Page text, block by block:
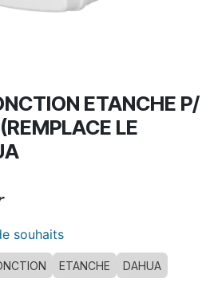
ETANCHE P/
LE
souhaits
ETANCHE DAHUA